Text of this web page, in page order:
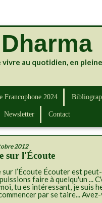
vivre au quotidien, en
Francophone 2024
Newsletter Contact
2012
sur l'Écoute
sur l’Écoute Écouter est
faire à quelqu'un ...
tu es intéressant, je suis
par se taire...